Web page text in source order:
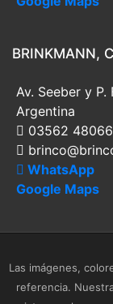
BRINKMANN,
Av. Seeber y
Argentina
03562
WhatsApp
Google Maps
Las imágenes,
referencia.